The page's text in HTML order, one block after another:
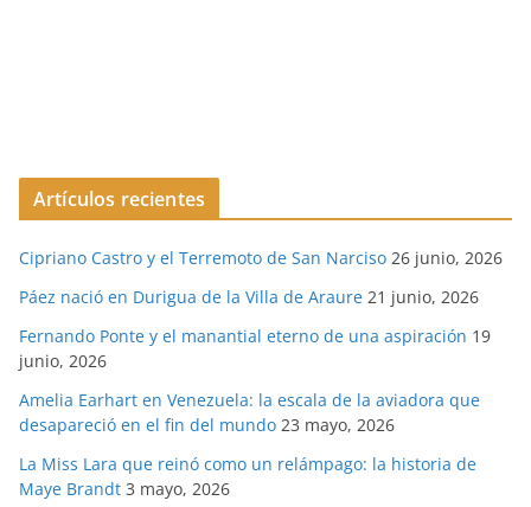
Artículos recientes
Cipriano Castro y el Terremoto de San Narciso 26 junio, 2026
Páez nació en Durigua de la Villa de Araure 21 junio, 2026
Fernando Ponte y el manantial eterno de una aspiración 19
junio, 2026
Amelia Earhart en Venezuela: la escala de la aviadora que
desapareció en el fin del mundo 23 mayo, 2026
La Miss Lara que reinó como un relámpago: la historia de
Maye Brandt 3 mayo, 2026